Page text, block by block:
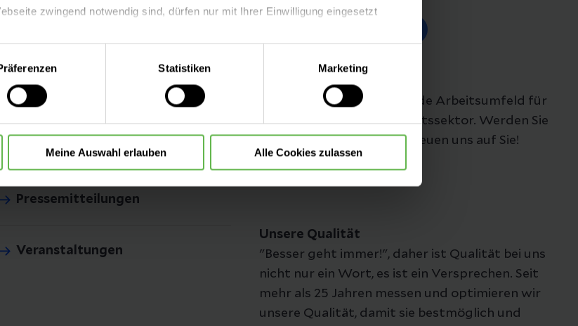
zwingend notwendig sind, dürfen nur mit Ihrer Einwilligung eingesetzt
notwendigen Cookies zu benutzen, eine individuelle Auswahl hinsichtlich der
durch Auswahl von „Alle Cookies akzeptieren“ in die Verwendung aller Cookies
Sie jederzeit ändern oder widerrufen.
Statistiken Marketing
Meine Auswahl erlauben Alle Cookies zulassen
Besucherinformationen
Anfahrt & Parken
Ihre Ansprechpartner
Pressemitteilungen
Veranstaltungen
Unsere Stellenangebote
Hier finden Sie das passende Arbeitsumfeld für
Ihre Karriere im Gesundheitssektor. Werden Sie
Teil unseres Teams - wir freuen uns auf Sie!
Bei uns arbeiten
Unsere Qualität
"Besser geht immer!", daher ist Qualität bei uns
nicht nur ein Wort, es ist ein Versprechen. Seit
mehr als 25 Jahren messen und optimieren wir
unsere Qualität, damit sie bestmöglich und